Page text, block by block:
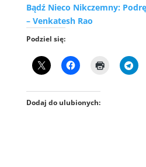
Bądź Nieco Nikczemny:
– Venkatesh Rao
Podziel się:
Dodaj do ulubionych: